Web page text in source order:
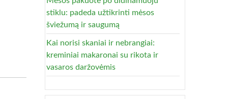
stiklu: padeda užtikrinti mėsos
šviežumą ir saugumą
Kai norisi skaniai ir nebrangiai:
kreminiai makaronai su rikota ir
vasaros daržovėmis